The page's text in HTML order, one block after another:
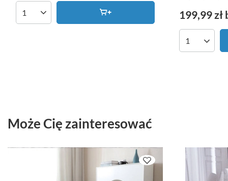
Ilość produktów 199,99 zł
Ilość
Może Cię zainteresować